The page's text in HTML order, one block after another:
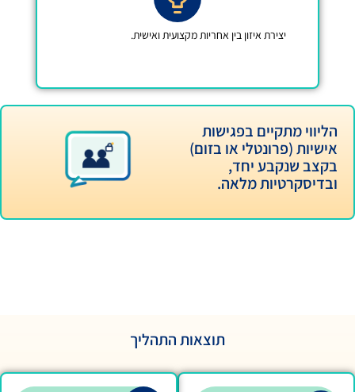
בין אחריות מקצועית ואישית.
בפגישות
או בזום)
מלאה.